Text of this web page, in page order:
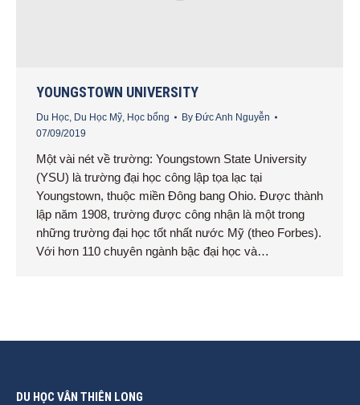
YOUNGSTOWN UNIVERSITY
Du Học Du Học Mỹ Học bổng By Đức Anh Nguyễn
07/09/2019
Một vài nét về trường: Youngstown State University
(YSU) là trường đại học công lập tọa lạc tại
Youngstown, thuộc miền Đông bang Ohio. Được thành
lập năm 1908, trường được công nhận là một trong
những trường đại học tốt nhất nước Mỹ (theo Forbes).
Với hơn 110 chuyên ngành bậc đại học và…
DU HỌC VÂN THIÊN LONG